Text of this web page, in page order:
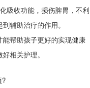
吸收功能，损伤脾胃，不利
辅助治疗的作用。
帮助孩子更好的实现健康
相关护理。
?